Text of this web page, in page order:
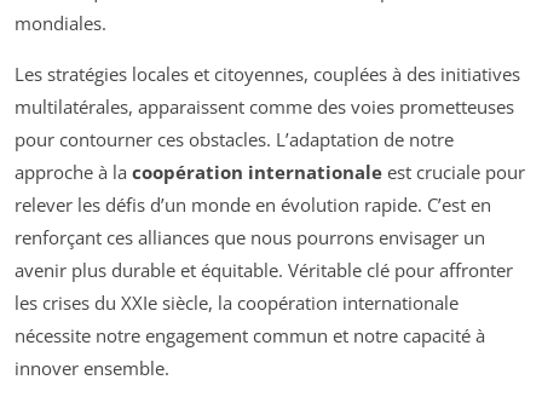
mondiales.
Les stratégies locales et citoyennes, couplées à des initiatives
multilatérales, apparaissent comme des voies prometteuses
pour contourner ces obstacles. L’adaptation de notre
approche à la coopération internationale est cruciale pour
relever les défis d’un monde en évolution rapide. C’est en
renforçant ces alliances que nous pourrons envisager un
avenir plus durable et équitable. Véritable clé pour affronter
les crises du XXIe siècle, la coopération internationale
nécessite notre engagement commun et notre capacité à
innover ensemble.